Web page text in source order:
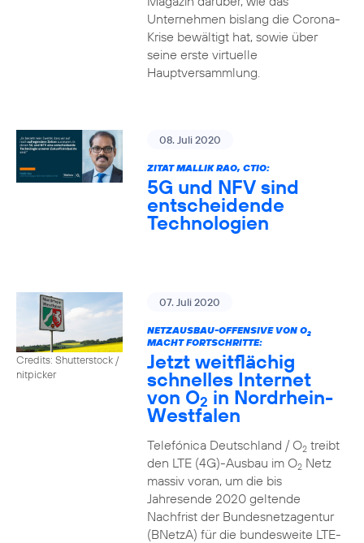
Unternehmen bislang die Corona-
Krise bewältigt hat, sowie über
seine erste virtuelle
Hauptversammlung.
08. Juli 2020
ZITAT MALLIK RAO, CTIO:
5G und NFV sind
entscheidende
Technologien
Credits: Shutterstock /
nitpicker
07. Juli 2020
NETZAUSBAU-OFFENSIVE VON O2
MACHT FORTSCHRITTE:
Jetzt weitflächig
schnelles Internet
von O2 in Nordrhein-
Westfalen
Telefónica Deutschland / O2treibt
den LTE (4G)-Ausbau im O2Netz
massiv voran, um die bis
Jahresende 2020 geltende
Nachfrist der Bundesnetzagentur
(BNetzA) für die bundesweite LTE-